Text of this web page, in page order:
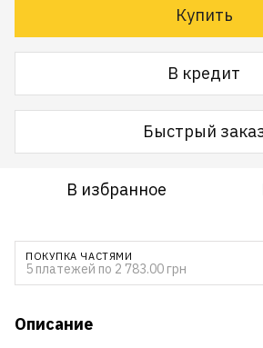
Купить
В кредит
Быстрый
В избранное
ПОКУПКА ЧАСТЯМИ
5 платежей по 2 783.00 грн
Описание